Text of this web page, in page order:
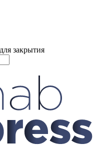
закрытия